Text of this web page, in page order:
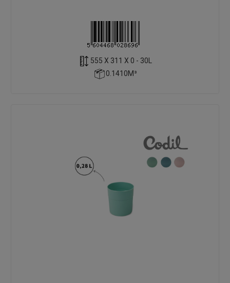
555 X 311 X 0 - 30L
0.1410M³